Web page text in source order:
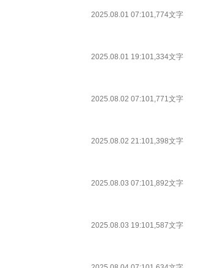
2025.08.01 07:101,774文字
2025.08.01 19:101,334文字
2025.08.02 07:101,771文字
2025.08.02 21:101,398文字
2025.08.03 07:101,892文字
2025.08.03 19:101,587文字